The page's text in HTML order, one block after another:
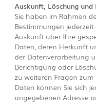
Auskunft, Löschung und
Sie haben im Rahmen
Bestimmungen
Auskunft über Ihre
Daten, deren Herkunft
der Datenverarbeitung
Berichtigung oder
zu weiteren Fragen
Daten können Sie sich
angegebenen Adresse